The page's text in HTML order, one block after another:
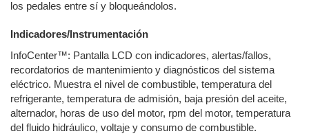
los pedales entre sí y bloqueándolos.
Indicadores/Instrumentación
InfoCenter™: Pantalla LCD con indicadores, alertas/fallos,
recordatorios de mantenimiento y diagnósticos del sistema
eléctrico. Muestra el nivel de combustible, temperatura del
refrigerante, temperatura de admisión, baja presión del aceite,
alternador, horas de uso del motor, rpm del motor, temperatura
del fluido hidráulico, voltaje y consumo de combustible.